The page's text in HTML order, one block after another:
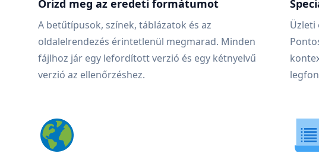
Őrizd meg az eredeti formátumot
A betűtípusok, színek, táblázatok és az
oldalelrendezés érintetlenül megmarad. Minden
fájlhoz jár egy lefordított verzió és egy kétnyelvű
verzió az ellenőrzéshez.
Üzleti